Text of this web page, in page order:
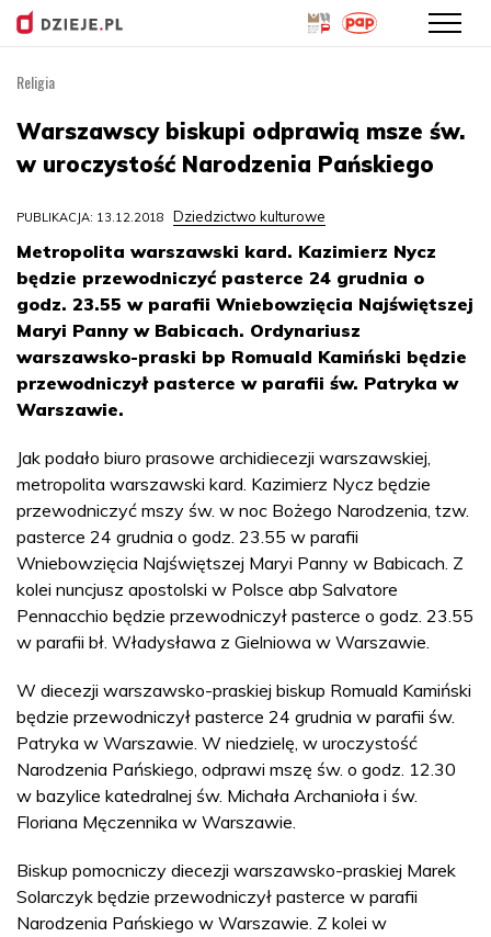
treści
Religia
Warszawscy biskupi odprawią msze św.
w uroczystość Narodzenia Pańskiego
PUBLIKACJA: 13.12.2018 Dziedzictwo kulturowe
Metropolita warszawski kard. Kazimierz Nycz
będzie przewodniczyć pasterce 24 grudnia o
godz. 23.55 w parafii Wniebowzięcia Najświętszej
Maryi Panny w Babicach. Ordynariusz
warszawsko-praski bp Romuald Kamiński będzie
przewodniczył pasterce w parafii św. Patryka w
Warszawie.
Jak podało biuro prasowe archidiecezji warszawskiej,
metropolita warszawski kard. Kazimierz Nycz będzie
przewodniczyć mszy św. w noc Bożego Narodzenia, tzw.
pasterce 24 grudnia o godz. 23.55 w parafii
Wniebowzięcia Najświętszej Maryi Panny w Babicach. Z
kolei nuncjusz apostolski w Polsce abp Salvatore
Pennacchio będzie przewodniczył pasterce o godz. 23.55
w parafii bł. Władysława z Gielniowa w Warszawie.
W diecezji warszawsko-praskiej biskup Romuald Kamiński
będzie przewodniczył pasterce 24 grudnia w parafii św.
Patryka w Warszawie. W niedzielę, w uroczystość
Narodzenia Pańskiego, odprawi mszę św. o godz. 12.30
w bazylice katedralnej św. Michała Archanioła i św.
Floriana Męczennika w Warszawie.
Biskup pomocniczy diecezji warszawsko-praskiej Marek
Solarczyk będzie przewodniczył pasterce w parafii
Narodzenia Pańskiego w Warszawie. Z kolei w